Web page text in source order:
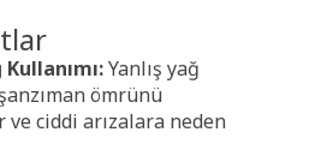
Kullanımı:Yanlış yağ
ömrünü
ve ciddi arızalara neden